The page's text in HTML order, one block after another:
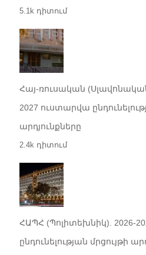
5.1k դիտում
Հայ-ռուսական
2027 ուստարվա
արդյունքները
2.4k դիտում
ՀԱՊՀ (Պոլիտեխնիկ). 2026-
ընդունելության մրցույթի